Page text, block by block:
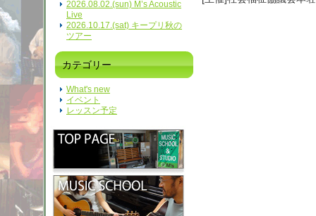
2026.08.02.(sun) M’s Acoustic
Live
2026.10.17.(sat) キープリ秋の
ツアー
カテゴリー
What's new
イベント
レッスン予定